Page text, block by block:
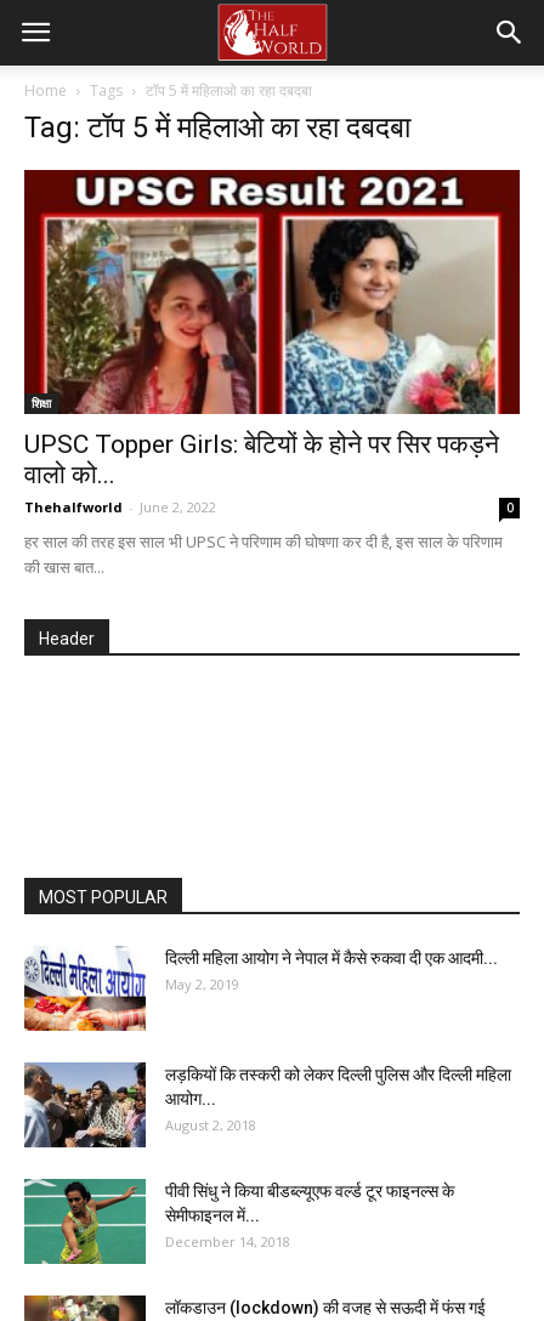
Home Tags टॉप 5 में महिलाओ का रहा दबदबा
Tag: टॉप 5 में महिलाओ का रहा दबदबा
शिक्षा
UPSC Topper Girls: बेटियों के होने पर सिर पकड़ने
वालो को...
Thehalfworld - June 2, 2022 0
हर साल की तरह इस साल भी UPSC ने परिणाम की घोषणा कर दी है, इस साल के परिणाम
की खास बात...
Header
MOST POPULAR
दिल्ली महिला आयोग ने नेपाल में कैसे रुकवा दी एक आदमी...
May 2, 2019
लड़कियों कि तस्करी को लेकर दिल्ली पुलिस और दिल्ली महिला
आयोग...
August 2, 2018
पीवी सिंधु ने किया बीडब्ल्यूएफ वर्ल्ड टूर फाइनल्स के
सेमीफाइनल में...
December 14, 2018
लॉकडाउन (lockdown) की वजह से सऊदी में फंस गई